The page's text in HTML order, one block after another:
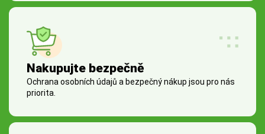
Nakupujte bezpečně
Ochrana osobních údajů a bezpečný nákup jsou pro nás
priorita.